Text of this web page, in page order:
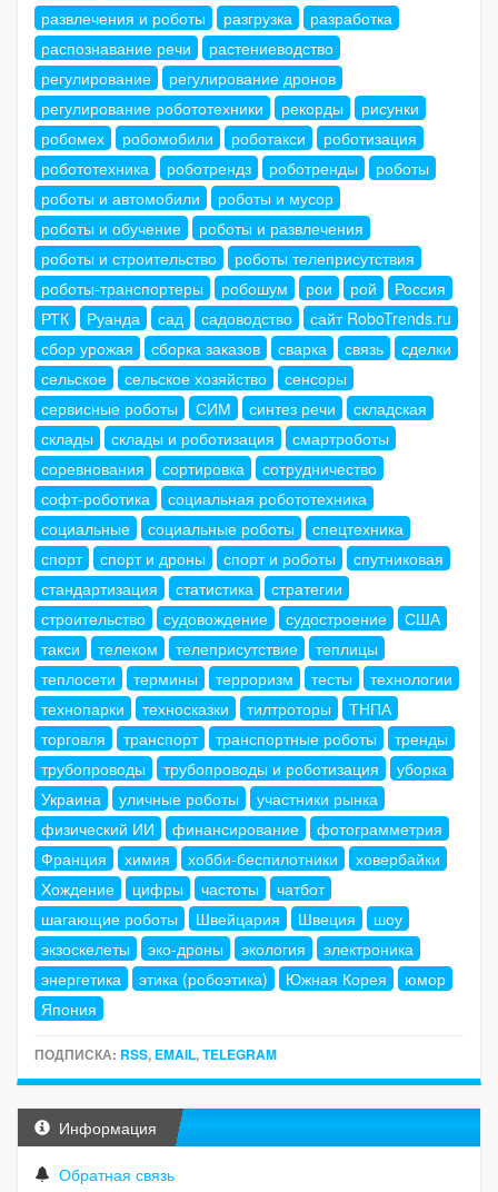
развлечения и роботы
разгрузка
разработка
распознавание речи
растениеводство
регулирование
регулирование дронов
регулирование робототехники
рекорды
рисунки
робомех
робомобили роботакси
роботизация
робототехника
роботрендз роботренды
роботы
роботы и автомобили
роботы и мусор
роботы и обучение
роботы и развлечения
роботы и строительство
роботы телеприсутствия
роботы-транспортеры
робошум рои рой
Россия
РТК
Руанда сад садоводство
сайт RoboTrends.ru
сбор урожая
сборка заказов сварка связь
сделки
сельское
сельское хозяйство
сенсоры
сервисные роботы
СИМ синтез речи
складская
склады
склады и роботизация
смартроботы
соревнования
сортировка
сотрудничество
софт-роботика
социальная робототехника
социальные
социальные роботы
спецтехника
спорт
спорт и дроны спорт и роботы
спутниковая
стандартизация
статистика
стратегии
строительство
судовождение судостроение
США
такси
телеком телеприсутствие
теплицы
теплосети
термины терроризм тесты
технологии
технопарки
техносказки тилтроторы
ТНПА
торговля
транспорт транспортные роботы
тренды
трубопроводы
трубопроводы и роботизация
уборка
Украина
уличные роботы
участники рынка
физический ИИ
финансирование
фотограмметрия
Франция
химия хобби-беспилотники
ховербайки
Хождение
цифры частоты
чатбот
шагающие роботы
Швейцария Швеция
шоу
экзоскелеты
эко-дроны экология
электроника
энергетика
этика (робоэтика) Южная Корея
юмор
Япония
ПОДПИСКА: RSS, EMAIL,TELEGRAM
Информация
Обратная связь